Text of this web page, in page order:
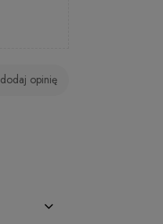
dodaj opinię